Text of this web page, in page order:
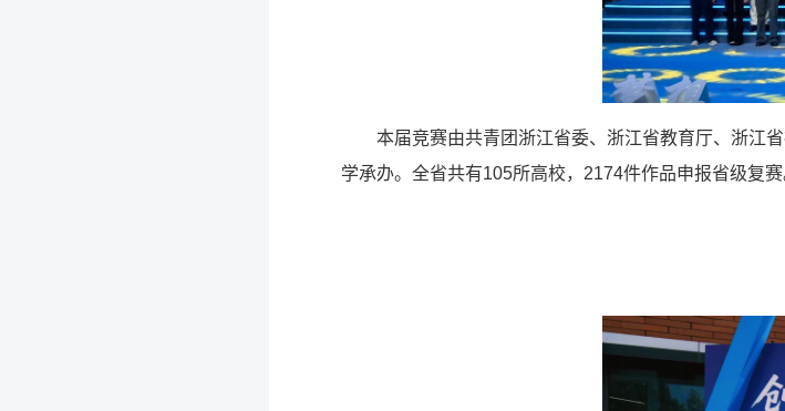
本届竞赛由共青团浙江省委、浙江省教育厅、浙江
学承办。全省共有105所高校，2174件作品申报省级复